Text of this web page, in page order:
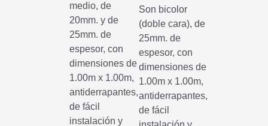
medio, de
20mm. y de
25mm. de
espesor, con
dimensiones de
1.00m x 1.00m,
antiderrapantes,
de fácil
instalación y
Son bicolor
(doble cara), de
25mm. de
espesor, con
dimensiones de
1.00m x 1.00m,
antiderrapantes,
de fácil